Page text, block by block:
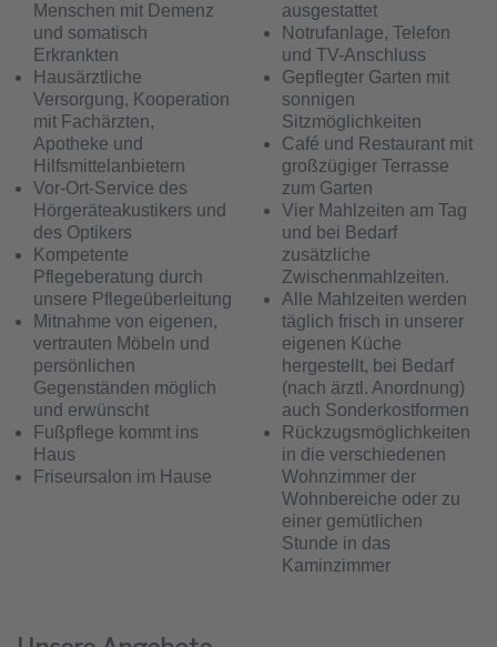
Menschen mit Demenz
und somatisch
Erkrankten
Hausärztliche
Versorgung, Kooperation
mit Fachärzten,
Apotheke und
Hilfsmittelanbietern
Vor-Ort-Service des
Hörgeräteakustikers und
des Optikers
Kompetente
Pflegeberatung durch
unsere Pflegeüberleitung
Mitnahme von eigenen,
vertrauten Möbeln und
persönlichen
Gegenständen möglich
und erwünscht
Fußpflege kommt ins
Haus
Friseursalon im Hause
ausgestattet
Notrufanlage, Telefon
und TV-Anschluss
Gepflegter Garten mit
sonnigen
Sitzmöglichkeiten
Café und Restaurant mit
großzügiger Terrasse
zum Garten
Vier Mahlzeiten am Tag
und bei Bedarf
zusätzliche
Zwischenmahlzeiten.
Alle Mahlzeiten werden
täglich frisch in unserer
eigenen Küche
hergestellt, bei Bedarf
(nach ärztl. Anordnung)
auch Sonderkostformen
Rückzugsmöglichkeiten
in die verschiedenen
Wohnzimmer der
Wohnbereiche oder zu
einer gemütlichen
Stunde in das
Kaminzimmer